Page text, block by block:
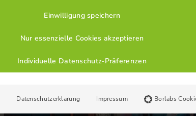
Einwilligung speichern
Nur essenzielle Cookies akzeptieren
Individuelle Datenschutz-Präferenzen
Datenschutzerklärung Impressum Borlabs